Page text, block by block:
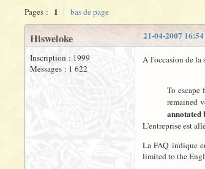
Pages : 1 bas de page
21-04-2007 16:54
Hisweloke
Inscription : 1999
Messages : 1 622
A l'occasion de la
To
remained
annotated
L'entreprise est
La FAQ indique
limited to the